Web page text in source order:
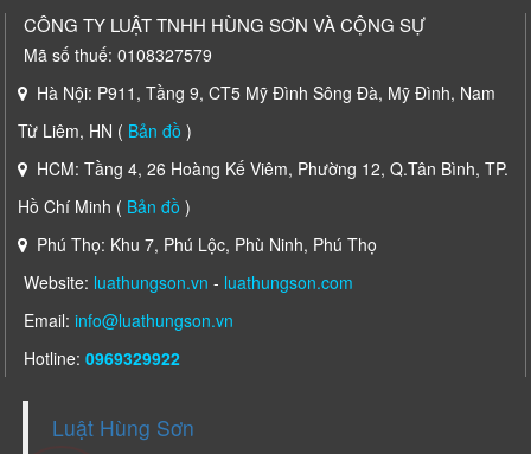
CÔNG TY LUẬT TNHH HÙNG SƠN VÀ CỘNG SỰ
Mã số thuế: 0108327579
Hà Nội: P911, Tầng 9, CT5 Mỹ Đình Sông Đà, Mỹ Đình, Nam
Từ Liêm, HN ( Bản đồ )
HCM: Tầng 4, 26 Hoàng Kế Viêm, Phường 12, Q.Tân Bình, TP.
Hồ Chí Minh ( Bản đồ )
Phú Thọ: Khu 7, Phú Lộc, Phù Ninh, Phú Thọ
Website: luathungson.vn - luathungson.com
Email:info@luathungson.vn
Hotline:0969329922
Luật Hùng Sơn